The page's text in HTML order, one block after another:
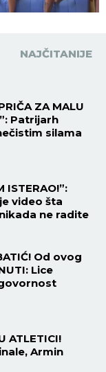
NAJČITANIJE
ZA MALU
Patrijarh
silama
ISTERAO!”:
video šta
ne radite
Od ovog
Lice
ATLETICI!
Armin